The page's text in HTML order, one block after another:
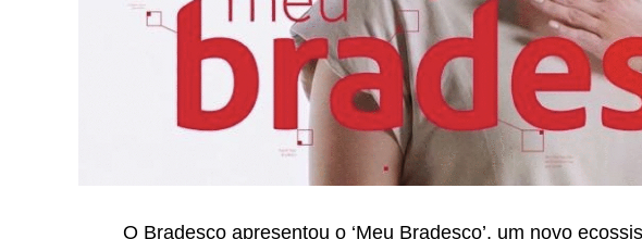
O Bradesco apresentou o ‘Meu Bradesco’, um novo